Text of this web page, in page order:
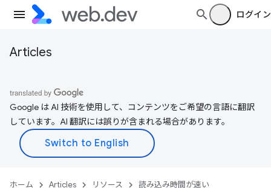
ログイン
Articles
Google は AI 技術を使用して、コンテンツをご希望の言語に翻訳
しています。AI 翻訳には誤りが含まれる場合があります。
ホーム Articles リソース 読み込み時間が速い